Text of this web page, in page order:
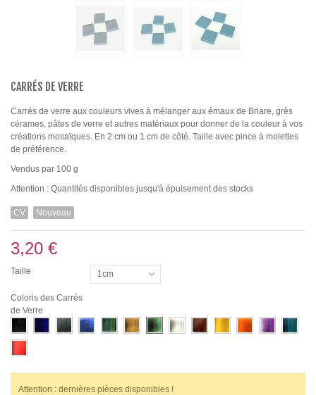
CARRÉS DE VERRE
Carrés de verre aux couleurs vives à mélanger aux émaux de Briare, grès
cérames, pâtes de verre et autres matériaux pour donner de la couleur à vos
créations mosaïques. En 2 cm ou 1 cm de côté. Taille avec pince à molettes
de préférence.
Vendus par 100 g
Attention : Quantités disponibles jusqu'à épuisement des stocks
CV Nouveau
3,20 €
Taille 1cm
Coloris des Carrés
de Verre
Attention : dernières pièces disponibles !